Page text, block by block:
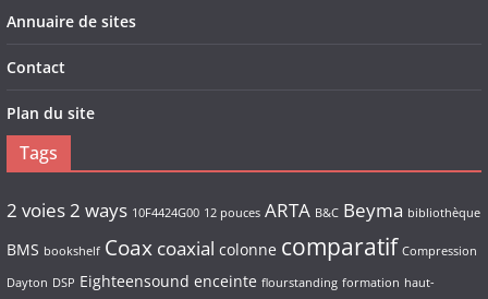
Annuaire de sites
Contact
Plan du site
Tags
2 voies2 ways 10F4424G00 12 pouces ARTA B&C Beyma bibliothèque
BMS bookshelf Coax coaxial colonne comparatif Compression
Dayton DSP Eighteensound enceinte flourstanding formation haut-